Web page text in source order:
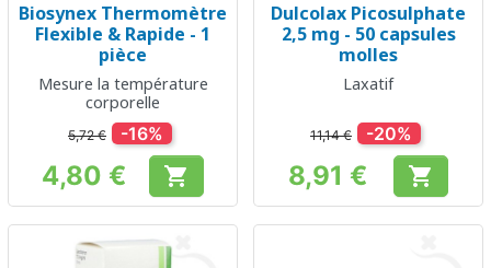
Biosynex Thermomètre
Flexible & Rapide - 1
pièce
Mesure la température
corporelle
5,72 € -16%
Prix
4,80 € 
Dulcolax Picosulphate
2,5 mg - 50 capsules
molles
Laxatif
11,14 € -20%
Prix
8,91 € 